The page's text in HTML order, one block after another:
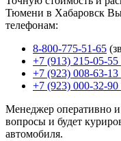
Тюмени в Хабаровск
телефонам:
8-800-775-51-65
+7 (913) 215-05-
+7 (923) 008-63-
+7 (923) 000-32-
Менеджер оперативно и
вопросы и будет
автомобиля.